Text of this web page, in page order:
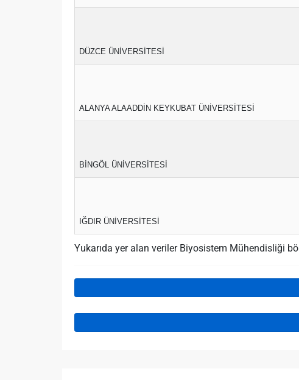
DÜZCE ÜNİVERSİTESİ
ALANYA ALAADDİN KEYKUBAT ÜNİVERSİTESİ
BİNGÖL ÜNİVERSİTESİ
IĞDIR ÜNİVERSİTESİ
Yukarıda yer alan veriler Biyosistem Mühendisliği